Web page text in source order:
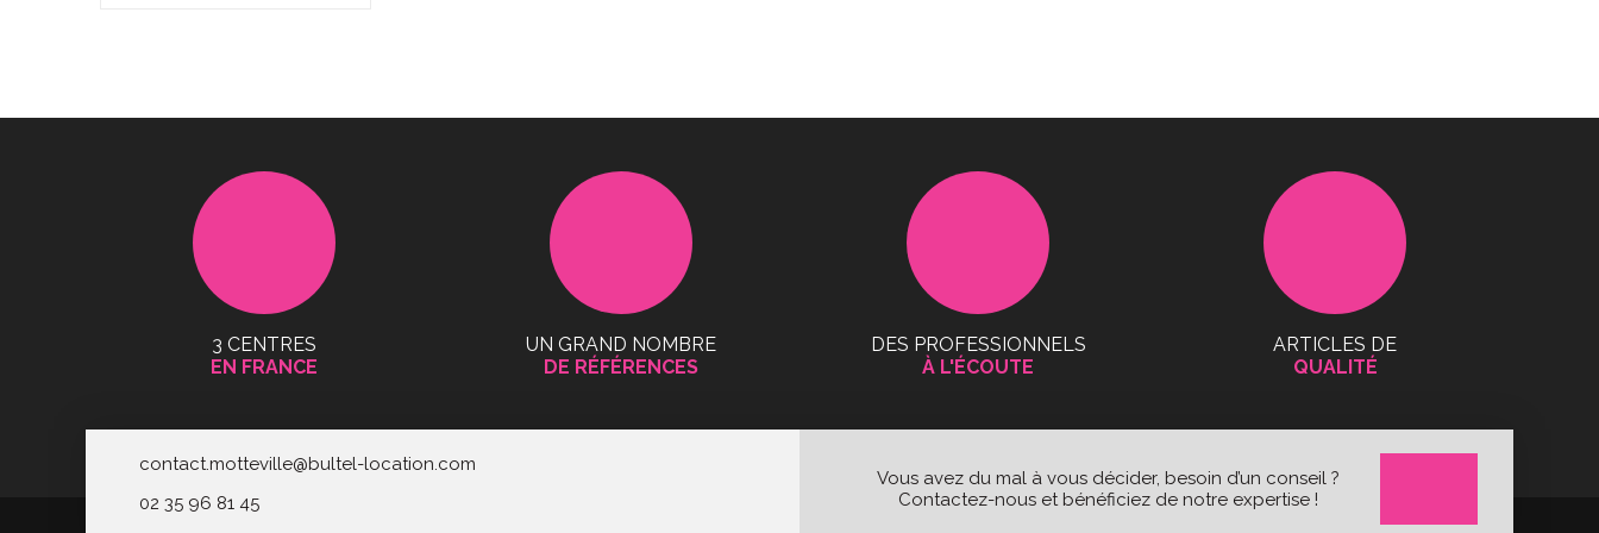
3 CENTRES
EN FRANCE
UN GRAND NOMBRE
DE RÉFÉRENCES
DES PROFESSIONNELS
À L'ÉCOUTE
ARTICLES DE
QUALITÉ
contact.motteville@bultel-location.com
02 35 96 81 45
Vous avez du mal à vous décider, besoin d’un conseil ?
Contactez-nous et bénéficiez de notre expertise !